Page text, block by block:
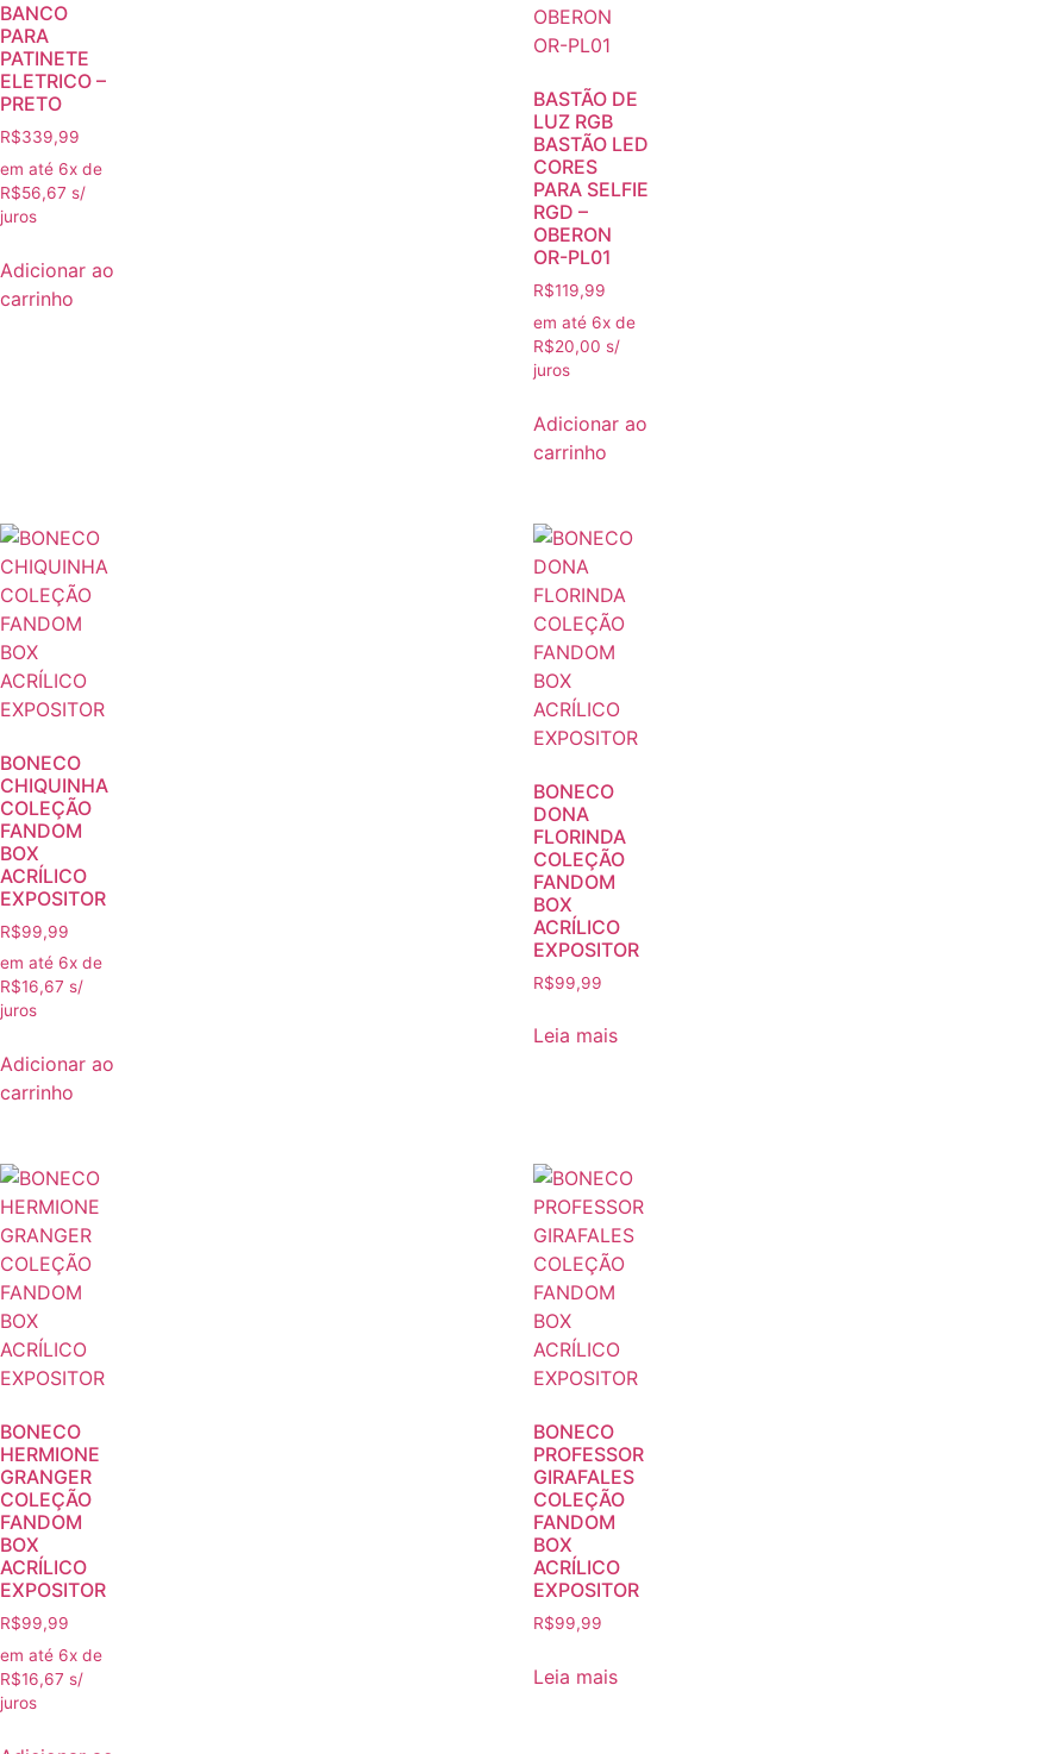
BANCO
PARA
PATINETE
ELETRICO –
PRETO
R$339,99
em até 6x de
R$56,67 s/
juros
Adicionar ao
carrinho
BASTÃO DE
LUZ RGB
BASTÃO LED
CORES
PARA SELFIE
RGD –
OBERON
OR-PL01
R$119,99
em até 6x de
R$20,00 s/
juros
Adicionar ao
carrinho
BONECO
CHIQUINHA
COLEÇÃO
FANDOM
BOX
ACRÍLICO
EXPOSITOR
R$99,99
em até 6x de
R$16,67 s/
juros
Adicionar ao
carrinho
BONECO
DONA
FLORINDA
COLEÇÃO
FANDOM
BOX
ACRÍLICO
EXPOSITOR
R$99,99
Leia mais
BONECO
HERMIONE
GRANGER
COLEÇÃO
FANDOM
BOX
ACRÍLICO
EXPOSITOR
R$99,99
em até 6x de
R$16,67 s/
juros
BONECO
PROFESSOR
GIRAFALES
COLEÇÃO
FANDOM
BOX
ACRÍLICO
EXPOSITOR
R$99,99
Leia mais